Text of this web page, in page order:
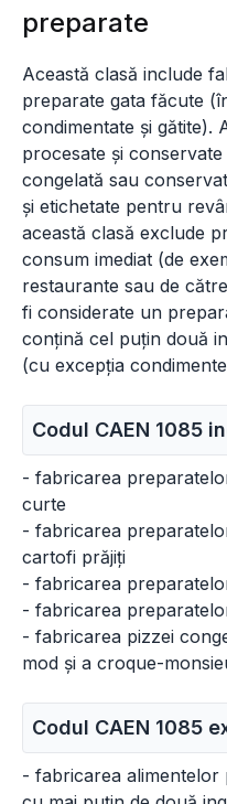
preparate
Această clasă include
preparate gata făcute
condimentate și gătite).
procesate și
congelată sau
și etichetate pentru
această clasă exclude
consum imediat (de
restaurante sau de
fi considerate un
conțină cel puțin două
(cu excepția
Codul CAEN 1085
- fabricarea
curte
- fabricarea
cartofi prăjiți
- fabricarea
- fabricarea
- fabricarea pizzei
mod și a croque-
Codul CAEN 1085
- fabricarea alimentelor